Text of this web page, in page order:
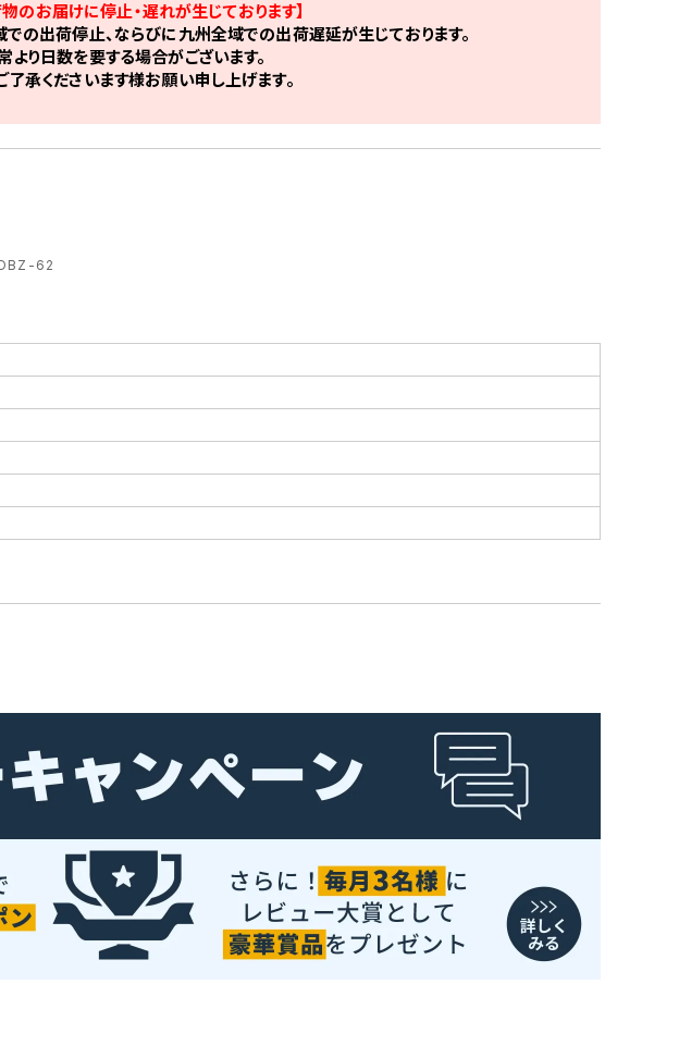
のお届けに停止・遅れが生じております】
の出荷停止、ならびに九州全域での出荷遅延が生じております。
り日数を要する場合がございます。
承くださいます様お願い申し上げます。
62